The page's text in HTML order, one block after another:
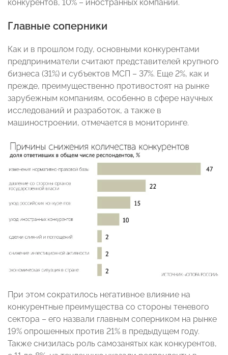
конкурентов, 10% – иностранных компаний.
Главные соперники
Как и в прошлом году, основными конкурентами
предприниматели считают представителей крупного
бизнеса (31%) и субъектов МСП – 37%. Еще 2%, как и
прежде, преимущественно противостоят на рынке
зарубежным компаниям, особенно в сфере научных
исследований и разработок, а также в
машиностроении, отмечается в мониторинге.
При этом сократилось негативное влияние на
конкурентные преимущества со стороны теневого
сектора – его назвали главным соперником на рынке
19% опрошенных против 21% в предыдущем году.
Также снизилась роль самозанятых как конкурентов,